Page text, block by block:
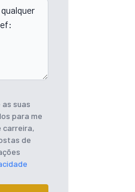
suas
para me
carreira,
de